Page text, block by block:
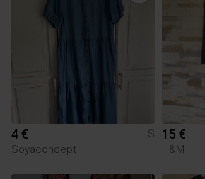
4 €
S
Soyaconcept
15 €
H&M